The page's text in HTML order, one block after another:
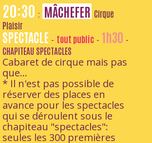
20:30 : MÂCHEFER Cirque
Plaisir
SPECTACLE - tout public- 1h30 -
CHAPITEAU SPECTACLES
Cabaret de cirque mais pas
que...
* Il n'est pas possible de
réserver des places en
avance pour les spectacles
qui se déroulent sous le
chapiteau "spectacles":
seules les 300 premières